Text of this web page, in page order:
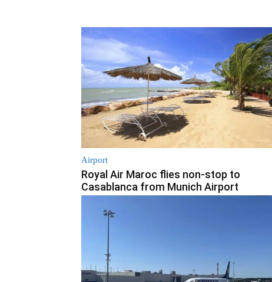
Airport
Royal Air Maroc flies non-stop to
Casablanca from Munich Airport